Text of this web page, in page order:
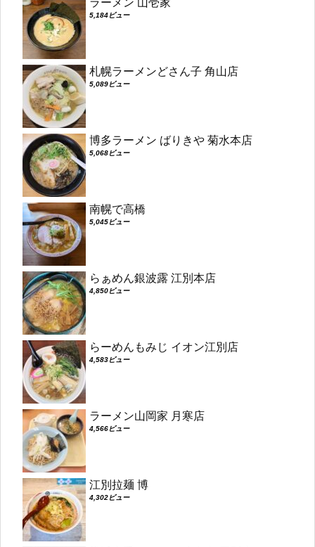
ラーメン 山壱家
5,184ビュー
札幌ラーメンどさん子 角山店
5,089ビュー
博多ラーメン ばりきや 菊水本店
5,068ビュー
南幌で高橋
5,045ビュー
らぁめん銀波露 江別本店
4,850ビュー
らーめんもみじ イオン江別店
4,583ビュー
ラーメン山岡家 月寒店
4,566ビュー
江別拉麺 博
4,302ビュー